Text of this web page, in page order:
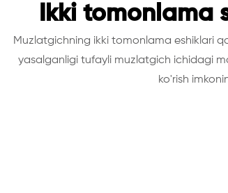
Ikki tomonlama
Muzlatgichning ikki tomonlama eshiklari
yasalganligi tufayli muzlatgich ichidagi
ko'rish